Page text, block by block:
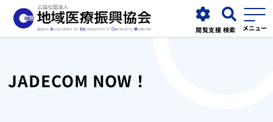
閲覧支援 検索
JADECOM NOW！